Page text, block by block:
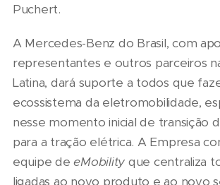
Puchert.
A Mercedes-Benz do Brasil, com
representantes e outros parceiros
Latina, dará suporte a todos que
ecossistema da eletromobilidade,
nesse momento inicial de transição
para a tração elétrica. A Empresa
equipe deeMobility que centraliza
ligadas ao novo produto e ao novo